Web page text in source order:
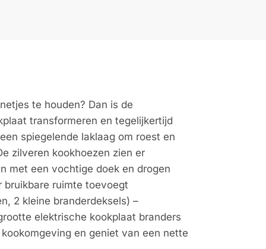
te houden? Dan is de
transformeren en tegelijkertijd
spiegelende laklaag om roest en
zilveren kookhoezen zien er
met een vochtige doek en drogen
bruikbare ruimte toevoegt
2 kleine branderdeksels) –
elektrische kookplaat branders
en geniet van een nette